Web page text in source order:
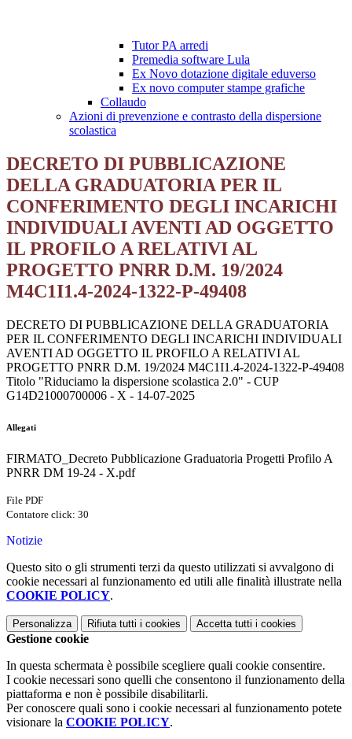
Tutor PA arredi
Premedia software Lula
Ex Novo dotazione digitale eduverso
Ex novo computer stampe grafiche
Collaudo
Azioni di prevenzione e contrasto della dispersione
scolastica
DECRETO DI PUBBLICAZIONE
DELLA GRADUATORIA PER IL
CONFERIMENTO DEGLI INCARICHI
INDIVIDUALI AVENTI AD OGGETTO
IL PROFILO A RELATIVI AL
PROGETTO PNRR D.M. 19/2024
M4C1I1.4-2024-1322-P-49408
DECRETO DI PUBBLICAZIONE DELLA GRADUATORIA
PER IL CONFERIMENTO DEGLI INCARICHI INDIVIDUALI
AVENTI AD OGGETTO IL PROFILO A RELATIVI AL
PROGETTO PNRR D.M. 19/2024 M4C1I1.4-2024-1322-P-49408
Titolo "Riduciamo la dispersione scolastica 2.0" - CUP
G14D21000700006 - X - 14-07-2025
Allegati
FIRMATO_Decreto Pubblicazione Graduatoria Progetti Profilo A
PNRR DM 19-24 - X.pdf
File PDF
Contatore click: 30
Notizie
Questo sito o gli strumenti terzi da questo utilizzati si avvalgono di
cookie necessari al funzionamento ed utili alle finalità illustrate nella
COOKIE POLICY.
Personalizza Rifiuta tutti i cookies Accetta tutti i cookies
Gestione cookie
In questa schermata è possibile scegliere quali cookie consentire.
I cookie necessari sono quelli che consentono il funzionamento della
piattaforma e non è possibile disabilitarli.
Per conoscere quali sono i cookie necessari al funzionamento potete
visionare la COOKIE POLICY.